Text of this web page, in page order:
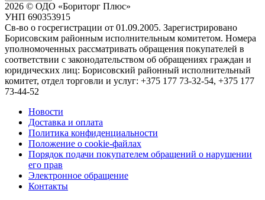
2026 © ОДО «Бориторг Плюс»
УНП 690353915
Св-во о госрегистрации от 01.09.2005. Зарегистрировано
Борисовским районным исполнительным комитетом. Номера
уполномоченных рассматривать обращения покупателей в
соответствии с законодательством об обращениях граждан и
юридических лиц: Борисовский районный исполнительный
комитет, отдел торговли и услуг: +375 177 73-32-54, +375 177
73-44-52
Новости
Доставка и оплата
Политика конфиденциальности
Положение о cookie-файлах
Порядок подачи покупателем обращений о нарушении
его прав
Электронное обращение
Контакты